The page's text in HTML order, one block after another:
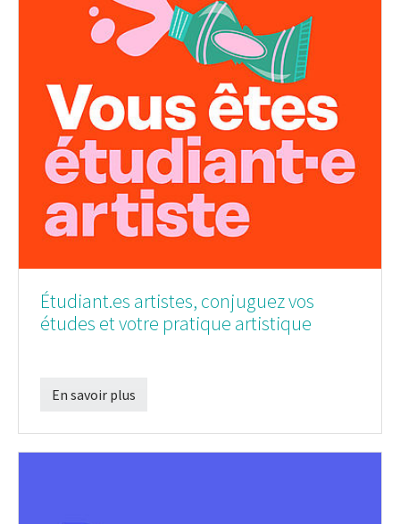
Étudiant.es artistes, conjuguez vos
études et votre pratique artistique
En savoir plus